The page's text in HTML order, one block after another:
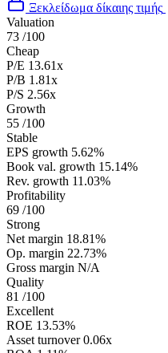
Ξεκλείδωμα δίκαιης τιμής
Valuation
73 /100
Cheap
P/E 13.61x
P/B 1.81x
P/S 2.56x
Growth
55 /100
Stable
EPS growth 5.62%
Book val. growth 15.14%
Rev. growth 11.03%
Profitability
69 /100
Strong
Net margin 18.81%
Op. margin 22.73%
Gross margin N/A
Quality
81 /100
Excellent
ROE 13.53%
Asset turnover 0.06x